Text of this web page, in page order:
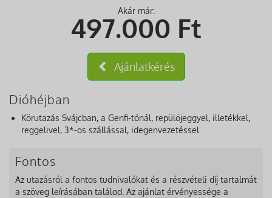
Akár már:
497.000 Ft
Ajánlatkérés
Dióhéjban
Körutazás Svájcban, a Genfi-tónál, repülőjeggyel, illetékkel,
reggelivel, 3*-os szállással, idegenvezetéssel
Fontos
Az utazásról a fontos tudnivalókat és a részvételi díj tartalmát
a szöveg leírásában találod. Az ajánlat érvényessége a